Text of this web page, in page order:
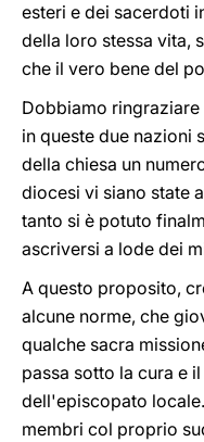
esteri e dei sacerdoti
della loro stessa vita,
che il vero bene del
Dobbiamo ringraziare
in queste due nazioni
della chiesa un
diocesi vi siano state
tanto si è potuto
ascriversi a lode dei
A questo proposito,
alcune norme, che
qualche sacra
passa sotto la cura e
dell'episcopato
membri col proprio